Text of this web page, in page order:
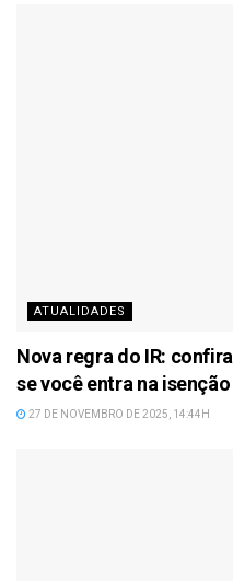
ATUALIDADES
Nova regra do IR:
se você entra na isenção
27 DE NOVEMBRO DE 2025, 14:44H